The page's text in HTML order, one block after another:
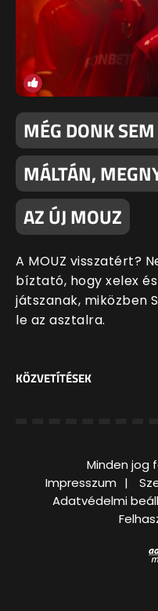
MÉG DONK
MÁLTÁN,
AZ ÚJ MOUZ
A MOUZ visszatért?
bíztató, hogy xelex
játszanak,
le az asztalra.
KÖZVETÍTÉSEK
Minden jog
Impresszum
Adatvédelmi